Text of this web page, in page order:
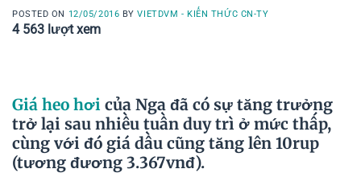
POSTED ON 12/05/2016 BYVIETDVM - KIẾN THỨC CN-TY
4 563 lượt xem
Giá heo hơi của Nga đã có sự tăng trưởng
trở lại sau nhiều tuần duy trì ở mức thấp,
cùng với đó giá dầu cũng tăng lên 10rup
(tương đương 3.367vnđ).